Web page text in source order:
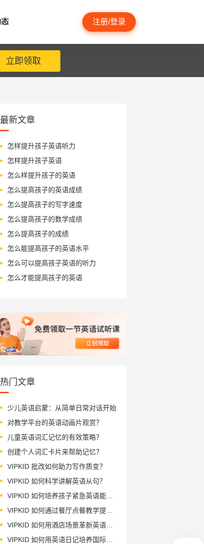
注册/登录
立即领取
最新文章
怎样提升孩子英语听力
怎样提升孩子英语
怎么样提升孩子的英语
怎么提高孩子的英语成绩
怎么提高孩子的写字速度
怎么提高孩子的数学成绩
怎么提高孩子的成绩
怎么能提高孩子的英语水平
怎么可以提高孩子英语的听力
怎么才能提高孩子的英语
热门文章
少儿英语启蒙：从简单日常对话开始
对教学平台的英语动画片观赏？
儿童英语词汇记忆的有效策略？
创建个人词汇卡片来帮助记忆？
VIPKID 批改如何助力写作质变？
VIPKID 如何科学讲解英语从句？
VIPKID 如何培养孩子紧急英语能力？
VIPKID 如何通过餐厅点餐教学提升少儿英语应用能力？
VIPKID 如何用酒店场景革新英语教学？
VIPKID 如何用英语日记培养国际化人才？